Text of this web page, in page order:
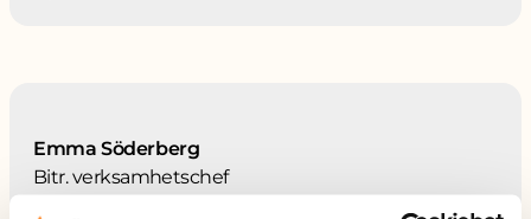
Emma Söderberg
Bitr. verksamhetschef